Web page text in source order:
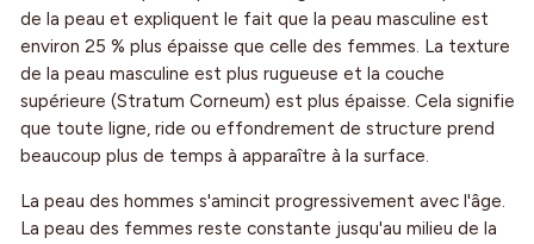
de la peau et expliquent le fait que la peau masculine est
environ 25 % plus épaisse que celle des femmes. La texture
de la peau masculine est plus rugueuse et la couche
supérieure (Stratum Corneum) est plus épaisse. Cela signifie
que toute ligne, ride ou effondrement de structure prend
beaucoup plus de temps à apparaître à la surface.
La peau des hommes s'amincit progressivement avec l'âge.
La peau des femmes reste constante jusqu'au milieu de la